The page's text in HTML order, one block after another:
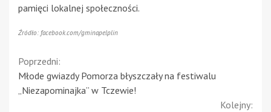
pamięci lokalnej społeczności.
Źródło: facebook.com/gminapelplin
Continue
Reading
Poprzedni:
Młode gwiazdy Pomorza błyszczały na festiwalu
„Niezapominajka” w Tczewie!
Kolejny: